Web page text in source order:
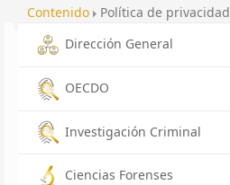
Contenido
Política de privacidad
Dirección General
OECDO
Investigación Criminal
Ciencias Forenses